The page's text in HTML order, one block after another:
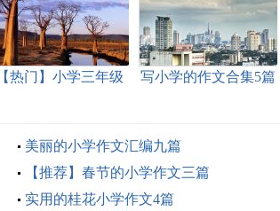
【热门】小学三年级
写小学的作文合集5篇
美丽的小学作文汇编九篇
【推荐】春节的小学作文三篇
实用的桂花小学作文4篇